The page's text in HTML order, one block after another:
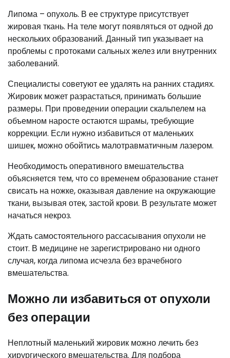
Липома – опухоль. В ее структуре присутствует
жировая ткань. На теле могут появляться от одной до
нескольких образований. Данный тип указывает на
проблемы с протоками сальных желез или внутренних
заболеваний.
Специалисты советуют ее удалять на ранних стадиях.
Жировик может разрастаться, принимать большие
размеры. При проведении операции скальпелем на
объемном наросте остаются шрамы, требующие
коррекции. Если нужно избавиться от маленьких
шишек, можно обойтись малотравматичным лазером.
Необходимость оперативного вмешательства
объясняется тем, что со временем образование станет
свисать на ножке, оказывая давление на окружающие
ткани, вызывая отек, застой крови. В результате может
начаться некроз.
Ждать самостоятельного рассасывания опухоли не
стоит. В медицине не зарегистрировано ни одного
случая, когда липома исчезла без врачебного
вмешательства.
Можно ли избавиться от опухоли
без операции
Неплотный маленький жировик можно лечить без
хирургического вмешательства. Для подбора